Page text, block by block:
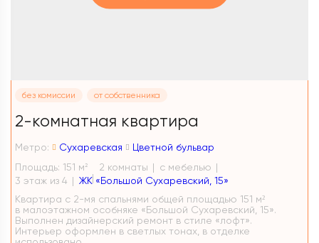
без комиссии от собственника
2-комнатная квартира
Метро: Сухаревская
Цветной бульвар
Площадь: 151 м 2 2 комнаты
с мебелью
3 этаж из 4
ЖК «Большой Сухаревский, 15»
Квартира с 2-мя спальнями общей площадью 151 м²
в малоэтажном особняке «Большой Сухаревский, 15».
Выполнен дизайнерский ремонт в стиле «лофт».
Интерьер оформлен в светлых тонах, в отделке